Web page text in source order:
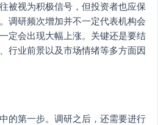
被视为积极信号，但投资者也应保
调研频次增加并不一定代表机构会
定会出现大幅上涨。关键还是要结
行业前景以及市场情绪等多方面因
的第一步。调研之后，还需要进行